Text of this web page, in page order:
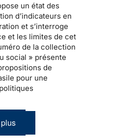
un état des
d’indicateurs en
et s’interroge
et les limites de cet
de la collection
social » présente
de
pour une